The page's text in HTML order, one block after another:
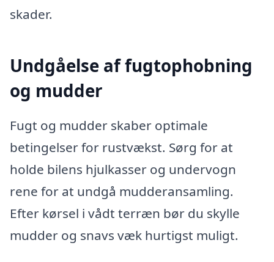
skader.
Undgåelse af fugtophobning
og mudder
Fugt og mudder skaber optimale
betingelser for rustvækst. Sørg for at
holde bilens hjulkasser og undervogn
rene for at undgå mudderansamling.
Efter kørsel i vådt terræn bør du skylle
mudder og snavs væk hurtigst muligt.